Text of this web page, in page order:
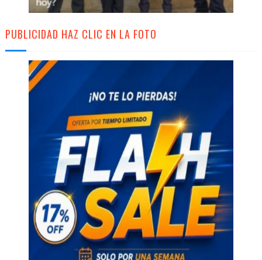
PUBLICIDAD HAZ CLIC EN LA FOTO